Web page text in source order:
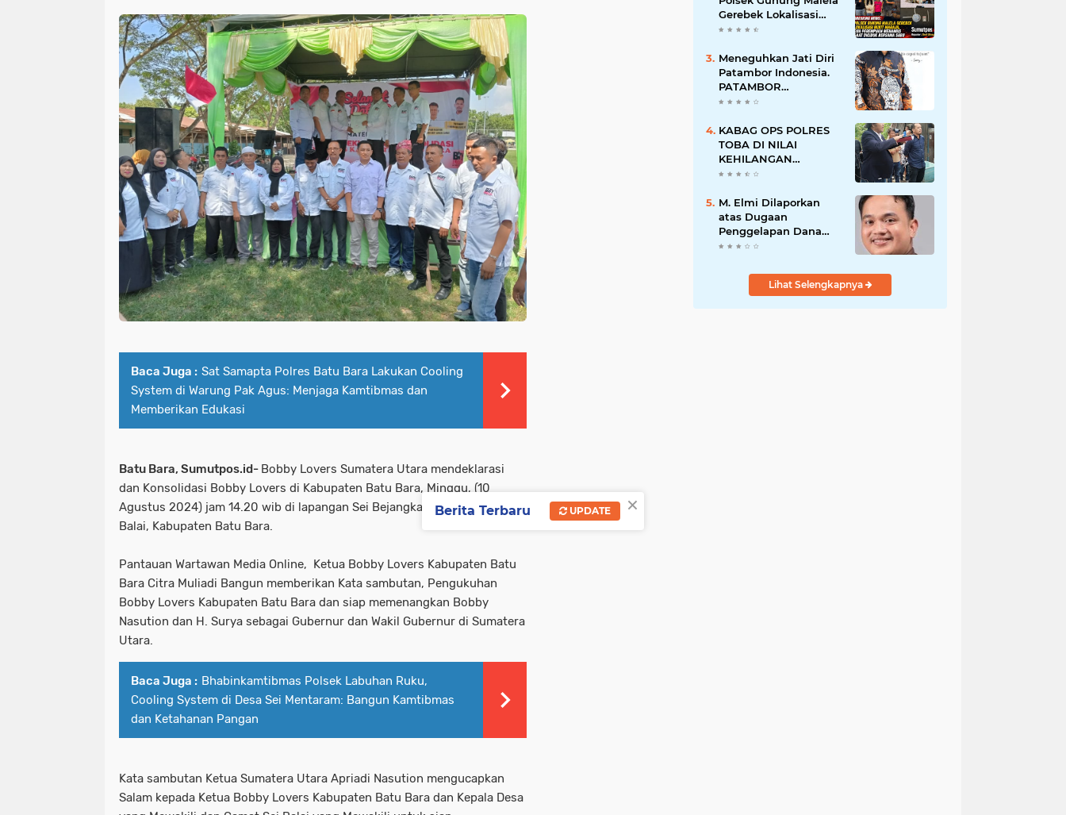
Baca Juga : Sat Samapta Polres Batu Bara Lakukan Cooling
System di Warung Pak Agus: Menjaga Kamtibmas dan
Memberikan Edukasi
Batu Bara, Sumutpos.id- Bobby Lovers Sumatera Utara mendeklarasi
dan Konsolidasi Bobby Lovers di Kabupaten Batu Bara, Minggu, (10
Agustus 2024) jam 14.20 wib di lapangan Sei Bejangkar, Kecamatan Sei
Balai, Kabupaten Batu Bara.
Pantauan Wartawan Media Online, Ketua Bobby Lovers Kabupaten Batu
Bara Citra Muliadi Bangun memberikan Kata sambutan, Pengukuhan
Bobby Lovers Kabupaten Batu Bara dan siap memenangkan Bobby
Nasution dan H. Surya sebagai Gubernur dan Wakil Gubernur di Sumatera
Utara.
Baca Juga : Bhabinkamtibmas Polsek Labuhan Ruku,
Cooling System di Desa Sei Mentaram: Bangun Kamtibmas
dan Ketahanan Pangan
Kata sambutan Ketua Sumatera Utara Apriadi Nasution mengucapkan
Salam kepada Ketua Bobby Lovers Kabupaten Batu Bara dan Kepala Desa
Gerebek Lokalisasi
Bukit Maraja, Dua
Saat Diciduk Bersama
Sabu
Meneguhkan Jati Diri
Patambor Indonesia.
PATAMBOR
INDONESIA Akan
Jakarta.
KABAG OPS POLRES
TOBA DI NILAI
KEHILANGAN
INDEPENDENSI.
PENEMBOKAN TANAH
DI LAGUBOTI DAPAT
SOROTAN.
M. Elmi Dilaporkan
atas Dugaan
Penggelapan Dana
Pensiunan Guru dan
Pastikan Proses
Hukum BerjalanLihat Selengkapnya
×
Berita Terbaru UPDATE